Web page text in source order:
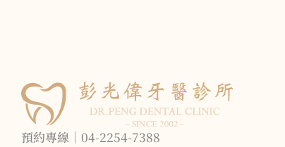
預約專線｜04-2254-7388